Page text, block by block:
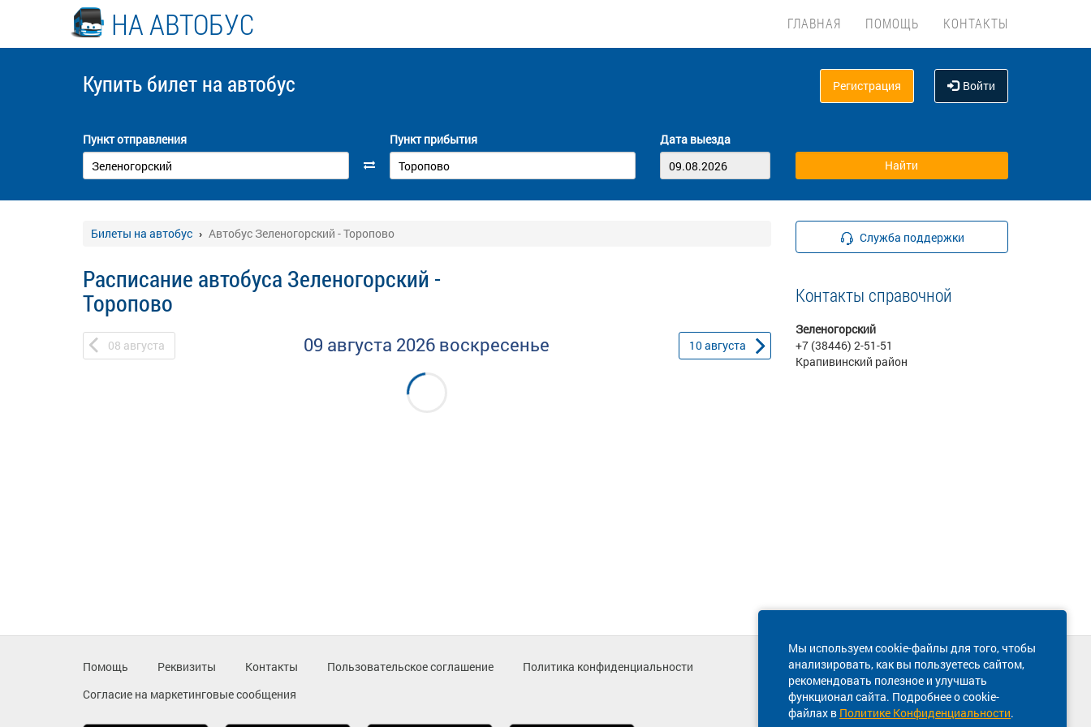
НА АВТОБУС ГЛАВНАЯ ПОМОЩЬ КОНТАКТЫ
Купить билет на автобус Регистрация Войти
Пункт отправления Пункт прибытия Дата выезда
Билеты на автобус Автобус Зеленогорский - Торопово
Расписание автобуса Зеленогорский -
Торопово
08 августа 09 августа 2026 воскресенье 10августа
Служба поддержки
Контакты справочной
Зеленогорский
+7 (38446) 2-51-51
Крапивинский район
Мы используем cookie-файлы для того, чтобы
анализировать, как вы пользуетесь сайтом,
рекомендовать полезное и улучшать
функционал сайта. Подробнее о cookie-
файлах в Политике Конфиденциальности.
Помощь Реквизиты Контакты Пользовательское соглашение
Политика конфиденциальности
Согласие на маркетинговые сообщения
Техническая поддержка сайта
8 800 600-03-38